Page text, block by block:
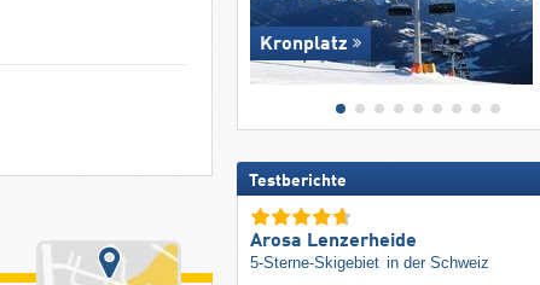
Kronplatz
Testberichte
Arosa Lenzerheide
5-Sterne-Skigebiet in der Schweiz